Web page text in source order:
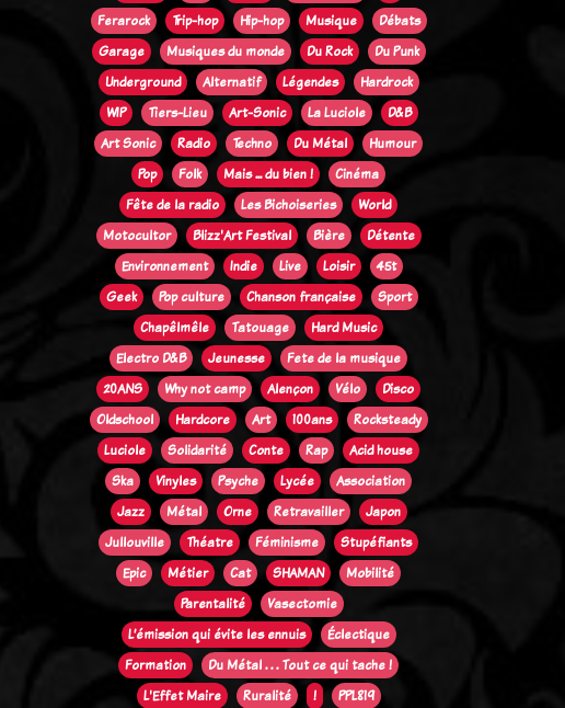
Ferarock
Trip-hop Hip-hop Musique
Débats
Garage
Musiques du monde Du Rock
Du Punk
Underground
Alternatif Légendes
Hardrock
WIP
Tiers-Lieu Art-Sonic La Luciole
D&B
Art Sonic
Radio Techno Du Métal
Humour
Pop
Folk Mais ... du bien !
Cinéma
Fête de la radio
Les Bichoiseries
World
Motocultor
Blizz'Art Festival Bière
Détente
Environnement
Indie Live Loisir
45t
Geek
Pop culture Chanson française
Sport
Chapêlmêle
Tatouage
Hard Music
Electro D&B
Jeunesse
Fete de la musique
20ANS
Why not camp Alençon Vélo
Disco
Oldschool
Hardcore Art 100ans
Rocksteady
Luciole
Solidarité Conte Rap
Acid house
Ska
Vinyles Psyche Lycée
Association
Jazz
Métal Orne Retravailler
Japon
Jullouville
Théatre Féminisme
Stupéfiants
Epic
Métier Cat SHAMAN
Mobilité
Parentalité
Vasectomie
L’émission qui évite les ennuis
Éclectique
Formation
Du Métal . . . Tout ce qui tache !
L'Effet Maire
Ruralité !
PPL819